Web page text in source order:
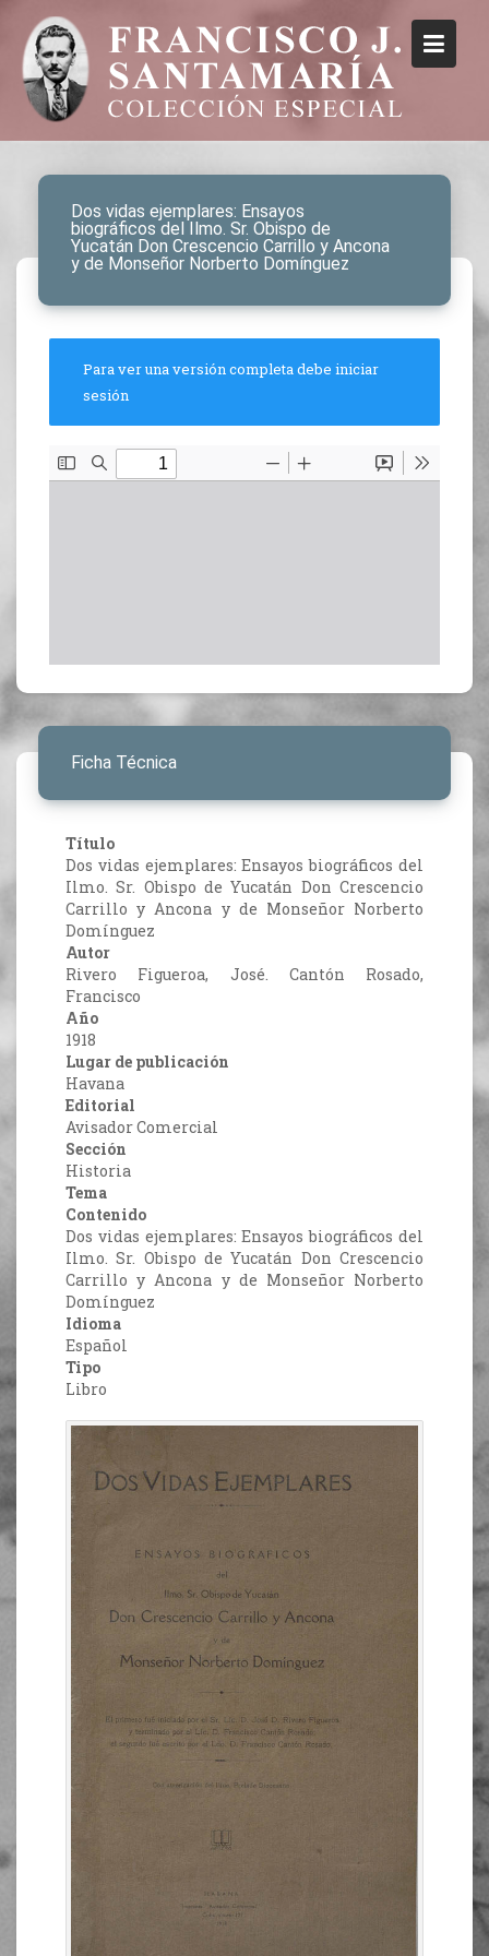
Dos vidas ejemplares: Ensayos
biográficos del Ilmo. Sr. Obispo de
Yucatán Don Crescencio Carrillo y Ancona
y de Monseñor Norberto Domínguez
Para ver una versión completa debe iniciar
sesión
Ficha Técnica
Título
Dos vidas ejemplares: Ensayos biográficos del
Ilmo. Sr. Obispo de Yucatán Don Crescencio
Carrillo y Ancona y de Monseñor Norberto
Domínguez
Autor
Rivero Figueroa, José. Cantón Rosado,
Francisco
Año
1918
Lugar de publicación
Havana
Editorial
Avisador Comercial
Sección
Historia
Tema
Contenido
Dos vidas ejemplares: Ensayos biográficos del
Ilmo. Sr. Obispo de Yucatán Don Crescencio
Carrillo y Ancona y de Monseñor Norberto
Domínguez
Idioma
Español
Tipo
Libro